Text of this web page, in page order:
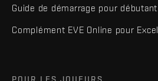
Guide de démarrage pour débutant
Complément EVE Online pour Excel
POUR LES JOUEURS